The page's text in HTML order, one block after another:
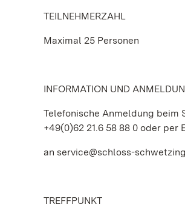
TEILNEHMERZAHL
Maximal 25 Personen
INFORMATION UND
Telefonische Anmeldung beim
+49(0)62 21.6 58 88 0 oder per
an service@schloss-
TREFFPUNKT